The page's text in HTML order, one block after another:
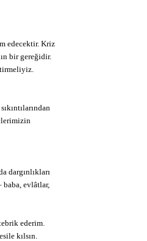
edecektir. Kriz
bir gereğidir.
dargınlıkları
evlâtlar,
ederim.
kılsın.